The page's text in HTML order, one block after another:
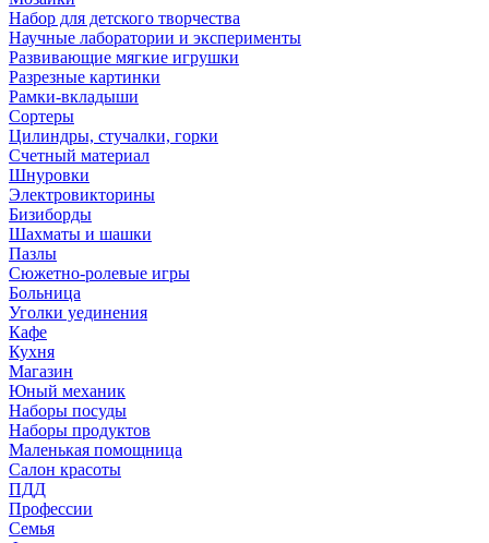
Набор для детского творчества
Научные лаборатории и эксперименты
Развивающие мягкие игрушки
Разрезные картинки
Рамки-вкладыши
Сортеры
Цилиндры, стучалки, горки
Счетный материал
Шнуровки
Электровикторины
Бизиборды
Шахматы и шашки
Пазлы
Сюжетно-ролевые игры
Больница
Уголки уединения
Кафе
Кухня
Магазин
Юный механик
Наборы посуды
Наборы продуктов
Маленькая помощница
Салон красоты
ПДД
Профессии
Семья